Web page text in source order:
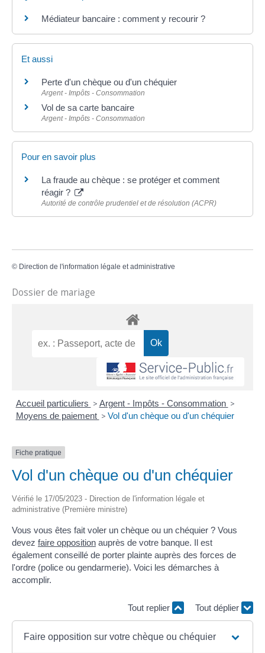
Médiateur bancaire : comment y recourir ?
Et aussi
Perte d'un chèque ou d'un chéquier
Argent - Impôts - Consommation
Vol de sa carte bancaire
Argent - Impôts - Consommation
Pour en savoir plus
La fraude au chèque : se protéger et comment
réagir ?
Autorité de contrôle prudentiel et de résolution (ACPR)
© Direction de l'information légale et administrative
Dossier de mariage
Accueil particuliers > Argent - Impôts - Consommation >
Moyens de paiement > Vol d'un chèque ou d'un chéquier
Fiche pratique
Vol d'un chèque ou d'un chéquier
Vérifié le 17/05/2023 - Direction de l'information légale et
administrative (Première ministre)
Vous vous êtes fait voler un chèque ou un chéquier ? Vous
devez faire opposition auprès de votre banque. Il est
également conseillé de porter plainte auprès des forces de
l'ordre (police ou gendarmerie). Voici les démarches à
accomplir.
Tout replier Tout déplier
Faire opposition sur votre chèque ou chéquier